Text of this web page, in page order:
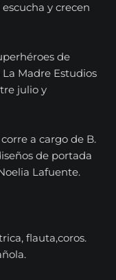
y crecen
de
Madre Estudios
julio y
a cargo de B.
de portada
Lafuente.
flauta,coros.